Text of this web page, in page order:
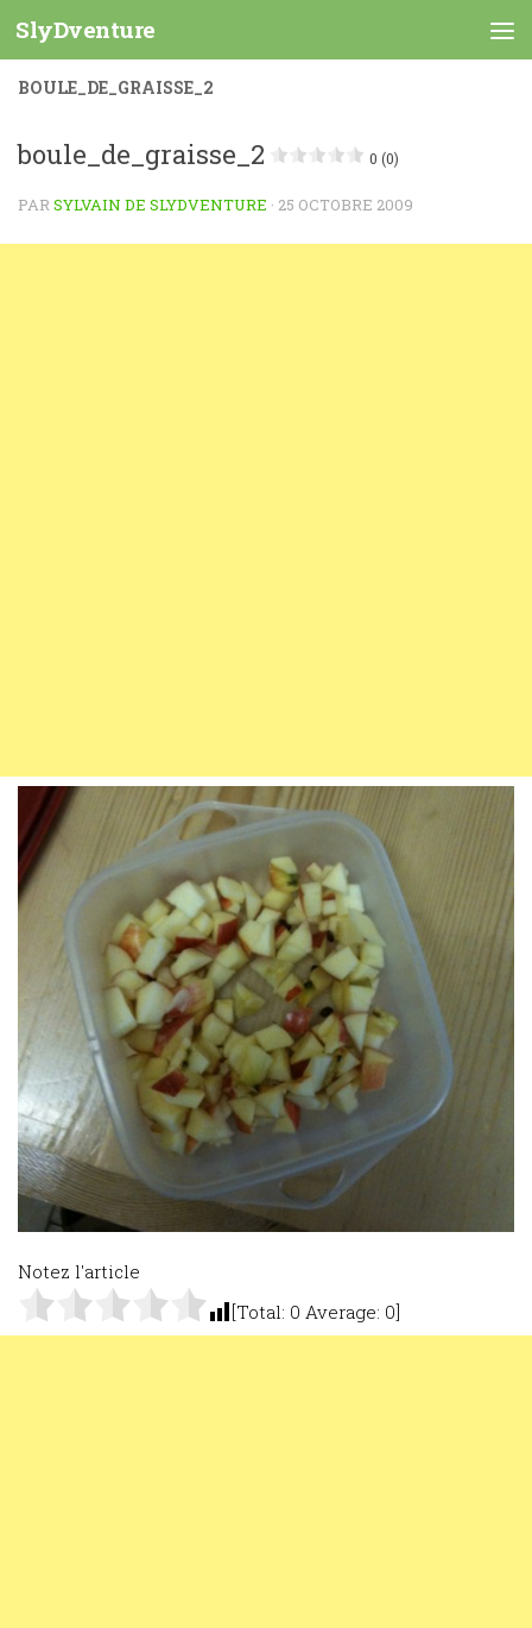
Skip to content
SlyDventure
BOULE_DE_GRAISSE_2
boule_de_graisse_2 0 (0)
PARSYLVAIN DE SLYDVENTURE · 25 OCTOBRE 2009
Notez l'article
[Total: 0 Average: 0]